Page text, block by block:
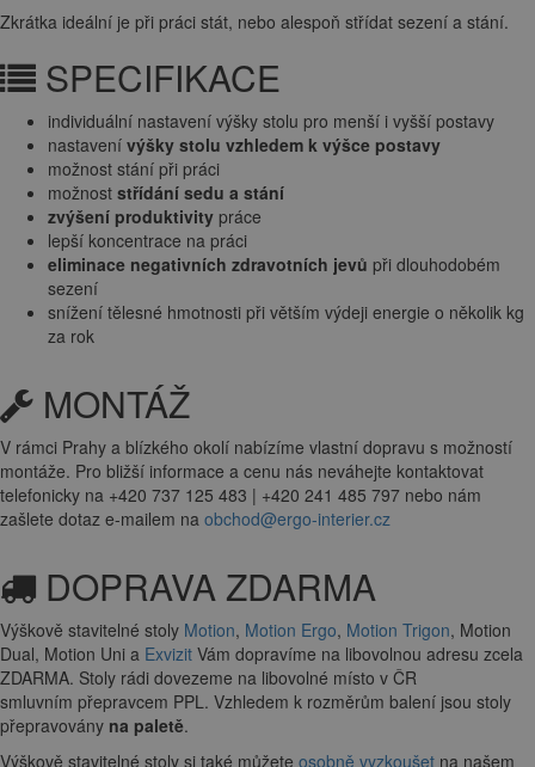
Zkrátka ideální je při práci stát, nebo alespoň střídat sezení a stání.
SPECIFIKACE
individuální nastavení výšky stolu pro menší i vyšší postavy
nastavení výšky stolu vzhledem k výšce postavy
možnost stání při práci
možnost střídání sedu a stání
zvýšení produktivity práce
lepší koncentrace na práci
eliminace negativních zdravotních jevů při dlouhodobém
sezení
snížení tělesné hmotnosti při větším výdeji energie o několik kg
za rok
MONTÁŽ
V rámci Prahy a blízkého okolí nabízíme vlastní dopravu s možností
montáže. Pro bližší informace a cenu nás neváhejte kontaktovat
telefonicky na +420 737 125 483 | +420 241 485 797 nebo nám
zašlete dotaz e-mailem na obchod@ergo-interier.cz
DOPRAVA ZDARMA
Výškově stavitelné stoly Motion, Motion Ergo, Motion Trigon, Motion
Dual, Motion Uni a Exvizit Vám dopravíme na libovolnou adresu zcela
ZDARMA. Stoly rádi dovezeme na libovolné místo v ČR
smluvním přepravcem PPL. Vzhledem k rozměrům balení jsou stoly
přepravovány na paletě.
Výškově stavitelné stoly si také můžete osobně vyzkoušet na našem